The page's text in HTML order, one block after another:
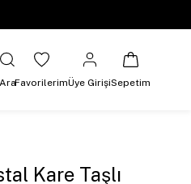
AraFavorilerimÜye GirişiSepetim
Kare Taşlı